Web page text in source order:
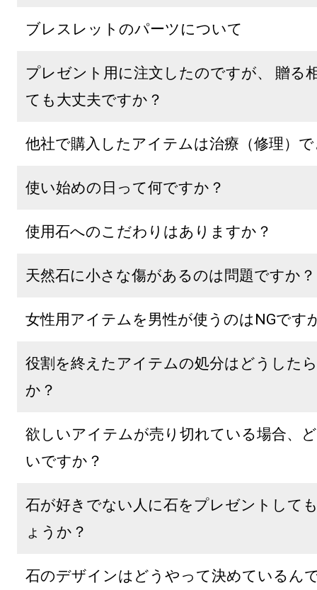
ブレスレットのパーツについて
プレゼント用に注文したのですが、 贈る
ても大丈夫ですか？
他社で購入したアイテムは治療（修理）
使い始めの日って何ですか？
使用石へのこだわりはありますか？
天然石に小さな傷があるのは問題ですか？
女性用アイテムを男性が使うのはNGです
役割を終えたアイテムの処分はどうした
か？
欲しいアイテムが売り切れている場合、
いですか？
石が好きでない人に石をプレゼントして
ょうか？
石のデザインはどうやって決めているん